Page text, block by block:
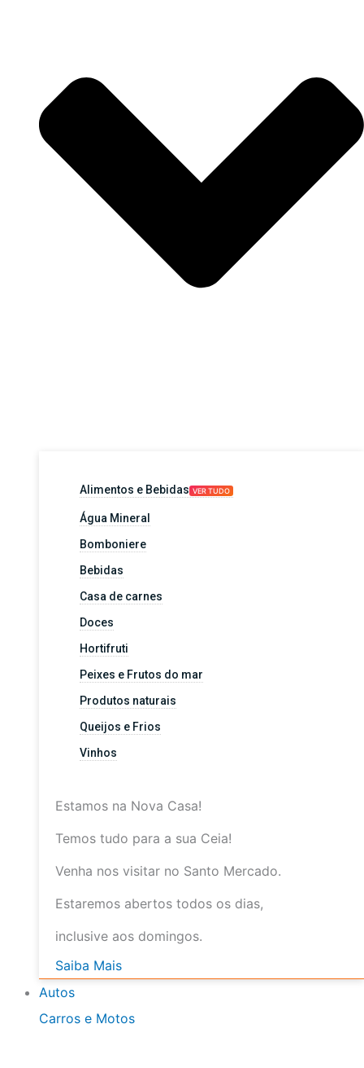
Alimentos e Bebidas VER TUDO
Água Mineral
Bomboniere
Bebidas
Casa de carnes
Doces
Hortifruti
Peixes e Frutos do mar
Produtos naturais
Queijos e Frios
Vinhos
Estamos na Nova Casa!
Temos tudo para a sua Ceia!
Venha nos visitar no Santo Mercado.
Estaremos abertos todos os dias,
inclusive aos domingos.
Saiba Mais
Autos
Carros e Motos